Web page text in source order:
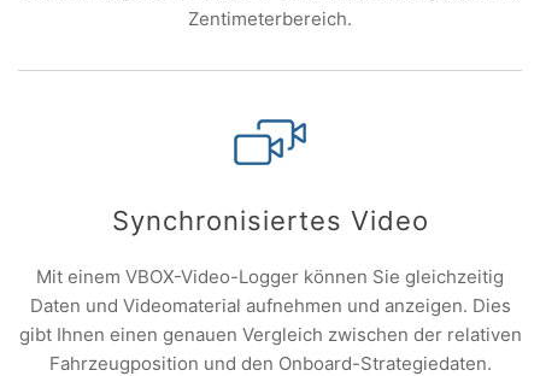
Zentimeterbereich.
Synchronisiertes Video
Mit einem VBOX-Video-Logger können Sie gleichzeitig
Daten und Videomaterial aufnehmen und anzeigen. Dies
gibt Ihnen einen genauen Vergleich zwischen der relativen
Fahrzeugposition und den Onboard-Strategiedaten.